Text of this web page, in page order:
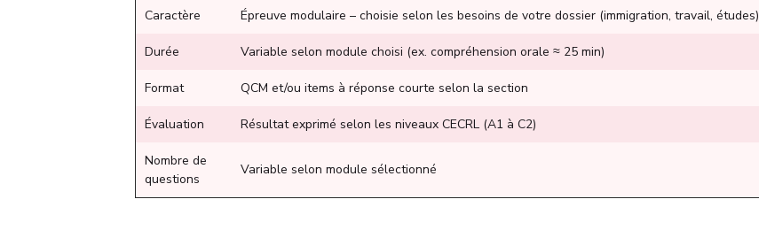
Caractère Épreuve modulaire – choisie selon les besoins de votre dossier (immigration, travail, études)
Durée Variable selon module choisi (ex. compréhension orale ≈ 25 min)
Format QCM et/ou items à réponse courte selon la section
Évaluation Résultat exprimé selon les niveaux CECRL (A1 à C2)
Nombre de
questions
Variable selon module sélectionné